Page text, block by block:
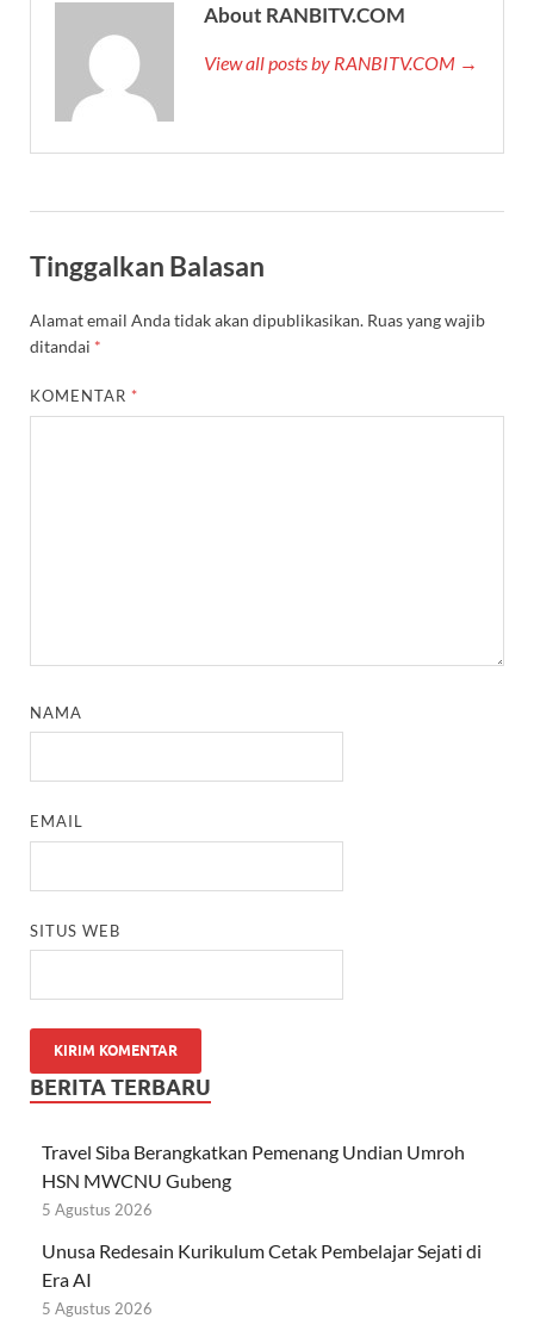
About RANBITV.COM
View all posts by RANBITV.COM →
Tinggalkan Balasan
Alamat email Anda tidak akan dipublikasikan. Ruas yang wajib
ditandai *
KOMENTAR *
NAMA
EMAIL
SITUS WEB
BERITA TERBARU
Travel Siba Berangkatkan Pemenang Undian Umroh
HSN MWCNU Gubeng
5 Agustus 2026
Unusa Redesain Kurikulum Cetak Pembelajar Sejati di
Era AI
5 Agustus 2026